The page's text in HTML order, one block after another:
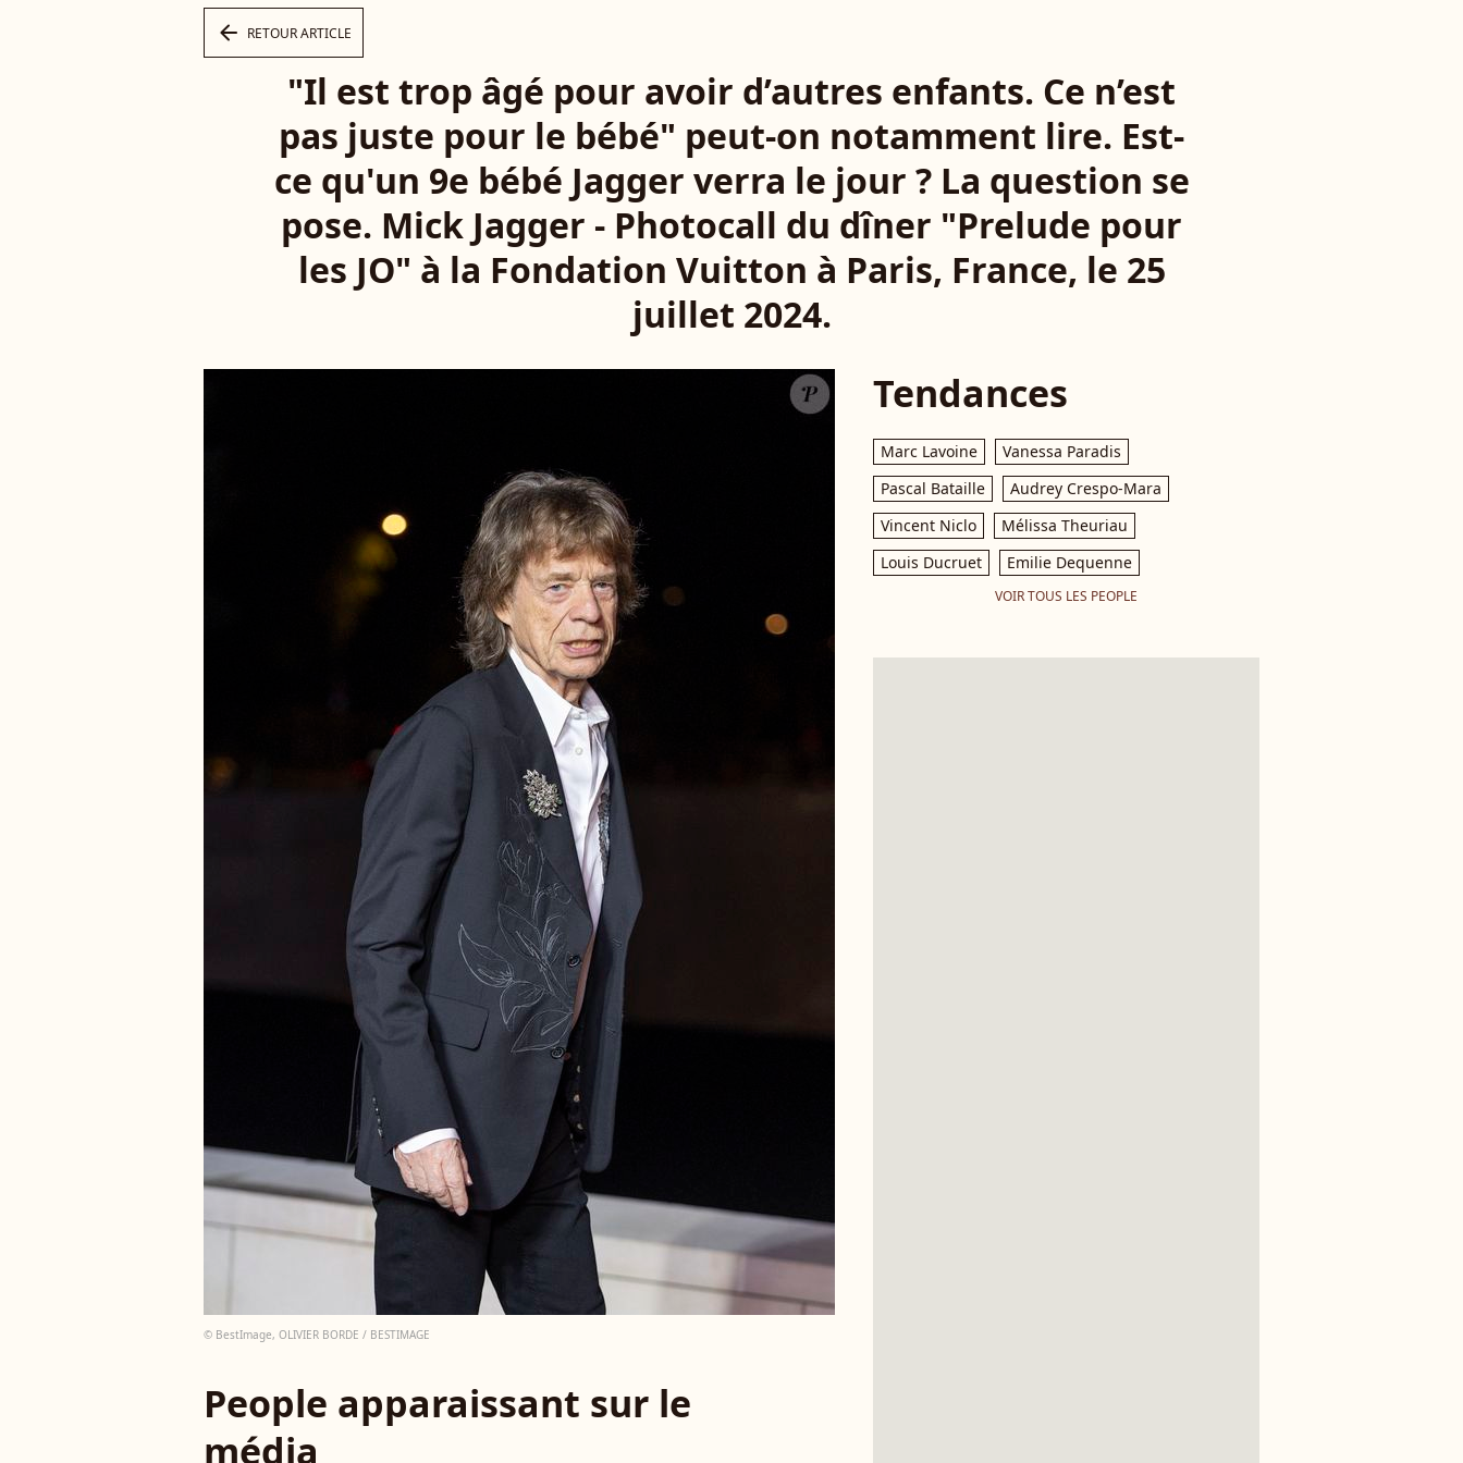
arrow_left RETOUR ARTICLE
"Il est trop âgé pour avoir d’autres enfants. Ce n’est
pas juste pour le bébé" peut-on notamment lire. Est-
ce qu'un 9e bébé Jagger verra le jour ? La question se
pose. Mick Jagger - Photocall du dîner "Prelude pour
les JO" à la Fondation Vuitton à Paris, France, le 25
juillet 2024.
© BestImage, OLIVIER BORDE / BESTIMAGE
People apparaissant sur le
média
Tendances
Marc Lavoine
Vanessa Paradis
Pascal Bataille
Audrey Crespo-Mara
Vincent Niclo
Mélissa Theuriau
Louis Ducruet
Emilie Dequenne
VOIR TOUS LES PEOPLE